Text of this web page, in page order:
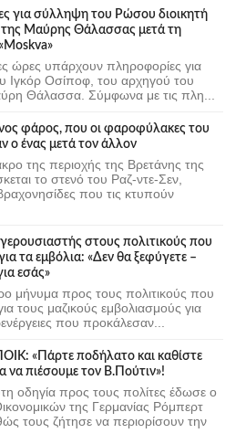
για σύλληψη του Ρώσου διοικητή
Mαύρης Θάλασσας μετά τη
ώρες υπάρχουν πληροφορίες για
Ιγκόρ Οσίποφ, του αρχηγού του
Θάλασσα. Σύμφωνα με τις πλη...
φάρος, που οι φαροφύλακες του
ο ένας μετά τον άλλον
της περιοχής της Βρετάνης της
το στενό του Ραζ-ντε-Σεν,
που τις κτυπούν
στους πολιτικούς που
τα εμβόλια: «Δεν θα ξεφύγετε –
εσάς»
μήνυμα προς τους πολιτικούς που
τους μαζικούς εμβολιασμούς για
που προκάλεσαν...
«Πάρτε ποδήλατο και καθίστε
να πιέσουμε τον Β.Πούτιν»!
οδηγία προς τους πολίτες έδωσε ο
της Γερμανίας Ρόμπερτ
τους ζήτησε να περιορίσουν την